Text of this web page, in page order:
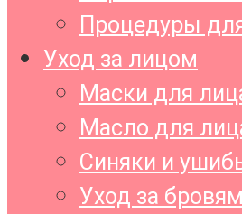
Процедуры
Уход за лицом
Маски для
Масло для
Синяки и
Уход за